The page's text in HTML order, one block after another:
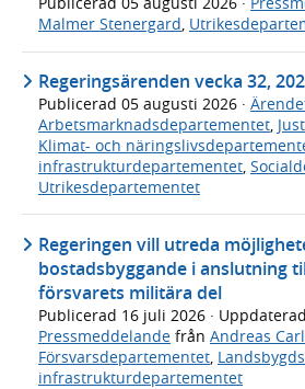
Malmer Stenergard,
Regeringsärenden vecka 32,
Publicerad 05 augusti 2026 ·
Arbetsmarknadsdepartementet,
Klimat- och
infrastrukturdepartementet,
Utrikesdepartementet
Regeringen vill utreda
bostadsbyggande i anslutning
försvarets militära del
Publicerad 16 juli 2026 · Uppdaterad
Pressmeddelande från Andreas
Försvarsdepartementet
infrastrukturdepartementet